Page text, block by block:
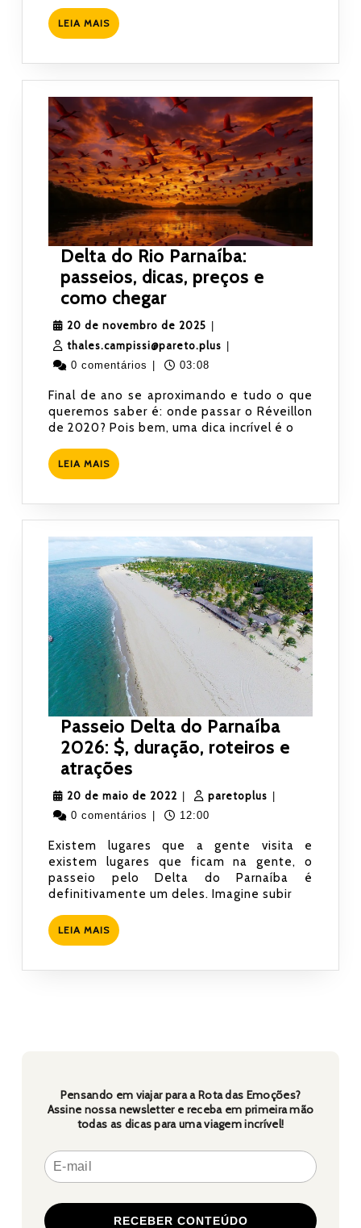
LEIA MAISLEIA
MAIS
Delta do Rio Parnaíba:
passeios, dicas, preços e
como chegarDelta
do
Rio
Parnaíba:
dicas,
preços
20 de novembro de 2025 20
de
2025
|
thales.campissi@pareto.plus |
0 comentários | 03:08
Final de ano se aproximando e tudo o que
queremos saber é: onde passar o Réveillon
de 2020? Pois bem, uma dica incrível é o
LEIA MAISLEIA
MAIS
Passeio Delta do Parnaíba
2026: $, duração, roteiros e
atrações
Delta
do
2026:
$,
duração,
20 de maio de 2022 20
de
de
2022
paretoplus paretoplus
0 comentários
12:00
Existem lugares que a gente visita e
existem lugares que ficam na gente, o
passeio pelo Delta do Parnaíba é
definitivamente um deles. Imagine subir
LEIA MAISLEIA
MAIS
Pensando em viajar para a Rota das Emoções?
Assine nossa newsletter e receba em primeira mão
todas as dicas para uma viagem incrível!